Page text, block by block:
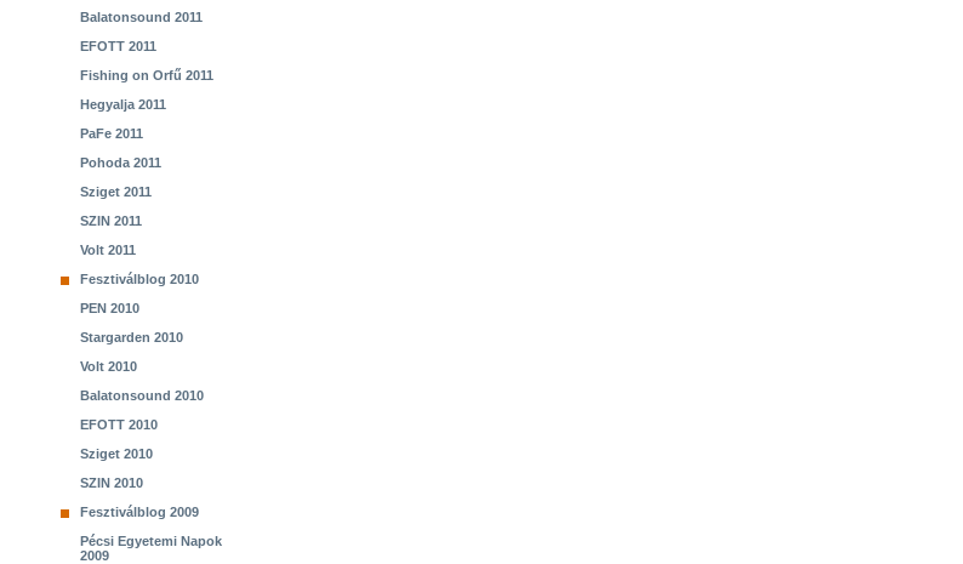
Balatonsound 2011
EFOTT 2011
Fishing on Orfű 2011
Hegyalja 2011
PaFe 2011
Pohoda 2011
Sziget 2011
SZIN 2011
Volt 2011
Fesztiválblog 2010
PEN 2010
Stargarden 2010
Volt 2010
Balatonsound 2010
EFOTT 2010
Sziget 2010
SZIN 2010
Fesztiválblog 2009
Pécsi Egyetemi Napok
2009